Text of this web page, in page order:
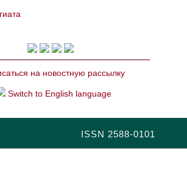
на новостную рассылку
Switch to English language
ISSN 2588-0101